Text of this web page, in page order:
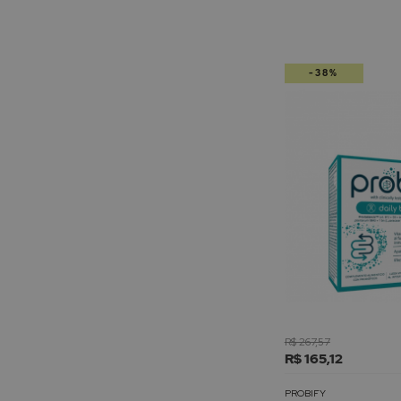
R$ 165,12
R$ 267,57
PROBIFY
-38%